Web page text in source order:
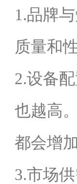
1.品牌
质量和
2.设备
也越高
都会增
3.市场